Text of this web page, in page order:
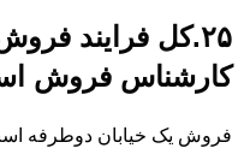
۲۵.کل فرایند
کارشناس فروش
فروش یک خیابان دوطرفه